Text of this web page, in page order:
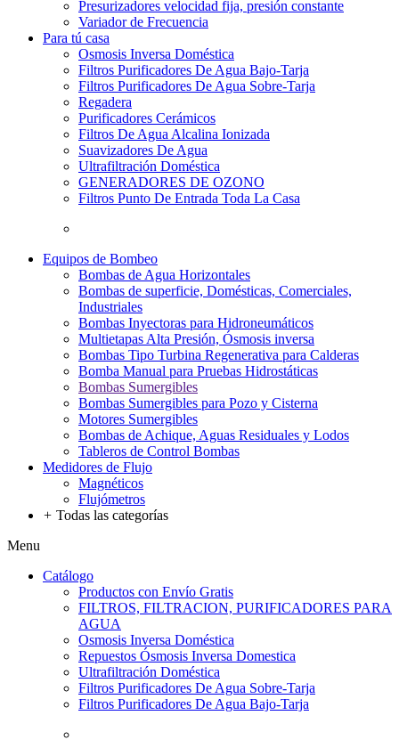
Presurizadores velocidad fija, presión constante
Variador de Frecuencia
Para tú casa
Osmosis Inversa Doméstica
Filtros Purificadores De Agua Bajo-Tarja
Filtros Purificadores De Agua Sobre-Tarja
Regadera
Purificadores Cerámicos
Filtros De Agua Alcalina Ionizada
Suavizadores De Agua
Ultrafiltración Doméstica
GENERADORES DE OZONO
Filtros Punto De Entrada Toda La Casa
Equipos de Bombeo
Bombas de Agua Horizontales
Bombas de superficie, Domésticas, Comerciales,
Industriales
Bombas Inyectoras para Hidroneumáticos
Multietapas Alta Presión, Ósmosis inversa
Bombas Tipo Turbina Regenerativa para Calderas
Bomba Manual para Pruebas Hidrostáticas
Bombas Sumergibles
Bombas Sumergibles para Pozo y Cisterna
Motores Sumergibles
Bombas de Achique, Aguas Residuales y Lodos
Tableros de Control Bombas
Medidores de Flujo
Magnéticos
Flujómetros
+ Todas las categorías
Menu
Catálogo
Productos con Envío Gratis
FILTROS, FILTRACION, PURIFICADORES PARA
AGUA
Osmosis Inversa Doméstica
Repuestos Ósmosis Inversa Domestica
Ultrafiltración Doméstica
Filtros Purificadores De Agua Sobre-Tarja
Filtros Purificadores De Agua Bajo-Tarja